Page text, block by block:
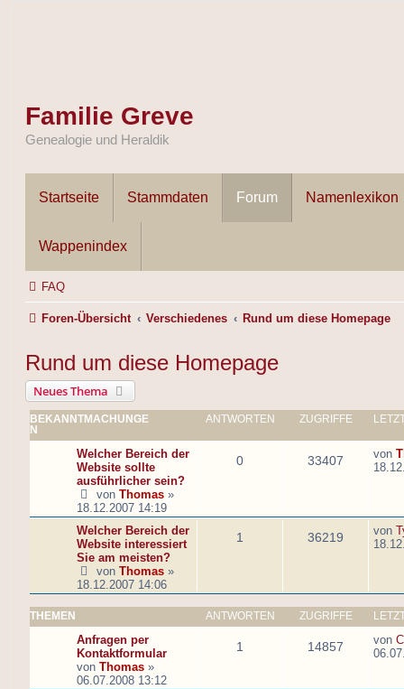
Familie Greve
Genealogie und Heraldik
Startseite Stammdaten Forum Namenlexikon
Wappenindex
FAQ
Foren-Übersicht Verschiedenes Rund um diese Homepage
Rund um diese Homepage
Neues Thema
BEKANNTMACHUNGE
N
ANTWORTEN ZUGRIFFE
Welcher Bereich der
Website sollte
ausführlicher sein?
von Thomas »
18.12.2007 14:19
0 33407 von
Welcher Bereich der
Website interessiert
Sie am meisten?
von Thomas »
18.12.2007 14:06
1 36219 von
THEMEN ANTWORTEN ZUGRIFFE
Anfragen per
Kontaktformular
von Thomas »
06.07.2008 13:12
1 14857 von